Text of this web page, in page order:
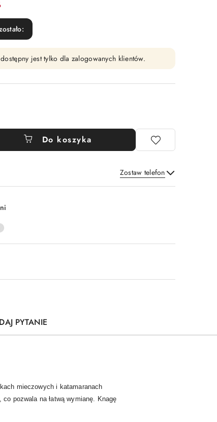
jest tylko dla zalogowanych klientów.
Do koszyka
Zostaw telefon
Wyślij
PYTANIE
mieczowych i katamaranach
pozwala na łatwą wymianę. Knagę